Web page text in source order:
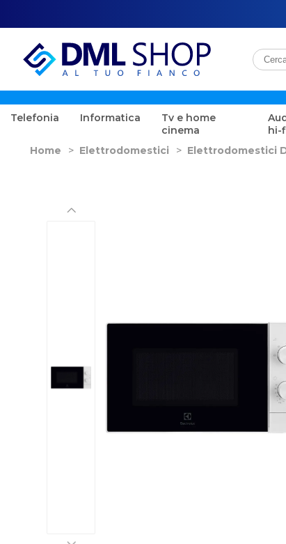
Telefonia Informatica
Tv e home
cinema
hi-
Home > Elettrodomestici > Elettrodomestici